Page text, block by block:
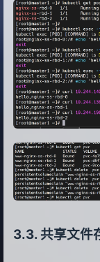
22
23
24
25
26
27
28
29
30
31
32
33
35
-
10
11
12
13
14
15
16
18
19
20
23
echo
#测试完
NAME
www-
www-
共享文件